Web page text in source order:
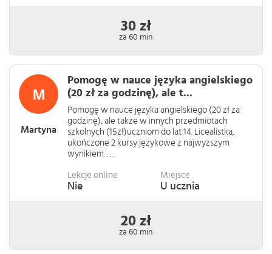
30 zł
za 60 min
Martyna
Pomogę w nauce języka angielskiego
(20 zł za godzinę), ale t...
Pomogę w nauce języka angielskiego (20 zł za
godzinę), ale także w innych przedmiotach
szkolnych (15zł)uczniom do lat 14. Licealistka,
ukończone 2 kursy językowe z najwyższym
wynikiem. . . .
Lekcje online
Nie
Miejsce
U ucznia
20 zł
za 60 min